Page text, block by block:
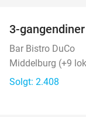
3-
Bar Bistro DuCo
Middelburg (+9
Solgt: 2.408